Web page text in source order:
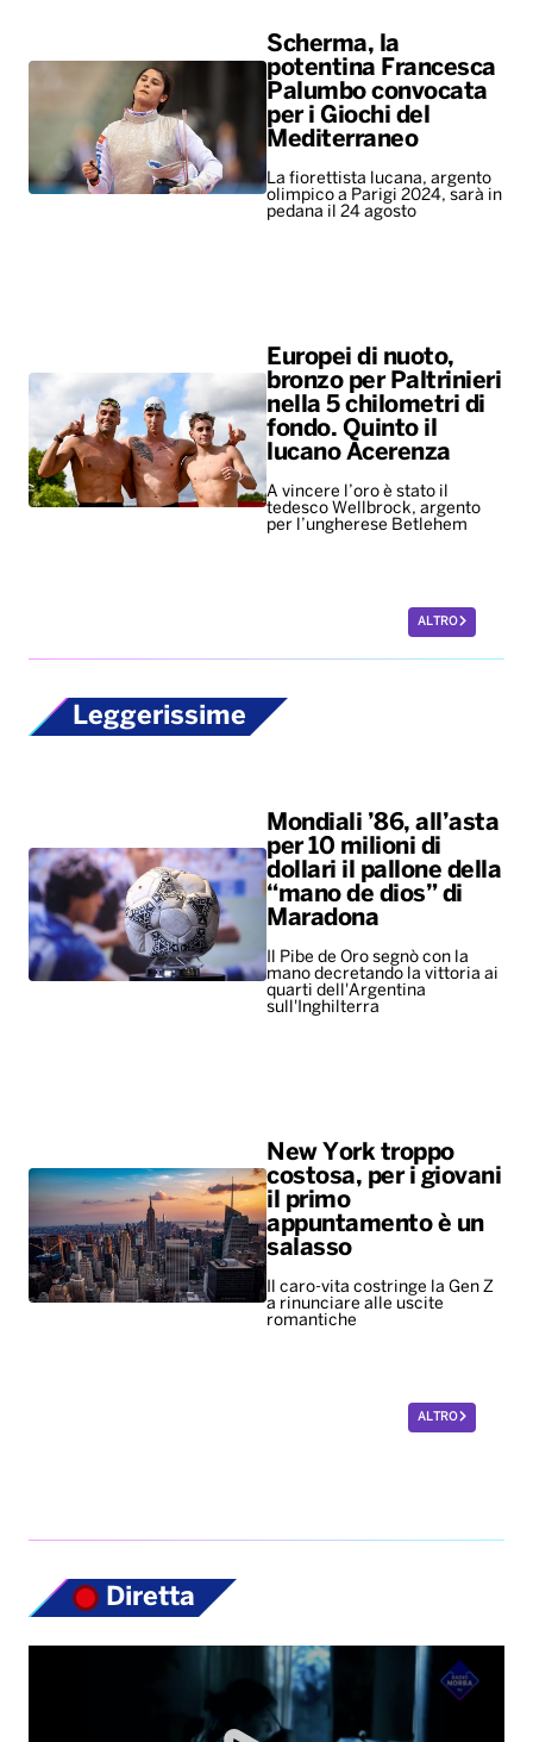
Scherma, la
potentina Francesca
Palumbo convocata
per i Giochi del
Mediterraneo
La fiorettista lucana, argento
olimpico a Parigi 2024, sarà in
pedana il 24 agosto
Europei di nuoto,
bronzo per Paltrinieri
nella 5 chilometri di
fondo. Quinto il
lucano Acerenza
A vincere l’oro è stato il
tedesco Wellbrock, argento
per l’ungherese Betlehem
ALTRO
Leggerissime
Mondiali ’86, all’asta
per 10 milioni di
dollari il pallone della
“mano de dios” di
Maradona
Il Pibe de Oro segnò con la
mano decretando la vittoria ai
quarti dell'Argentina
sull'Inghilterra
New York troppo
costosa, per i giovani
il primo
appuntamento è un
salasso
Il caro-vita costringe la Gen Z
a rinunciare alle uscite
romantiche
ALTRO
Diretta